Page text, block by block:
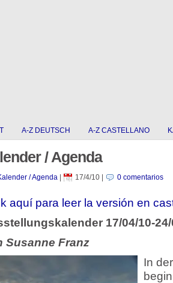
A-Z DEUTSCH A-Z CASTELLANO
/ Agenda
/ Agenda| 17/4/10| 0 comentarios
aquí para leer la versión en
17/04/10-24/
Susanne Franz
In